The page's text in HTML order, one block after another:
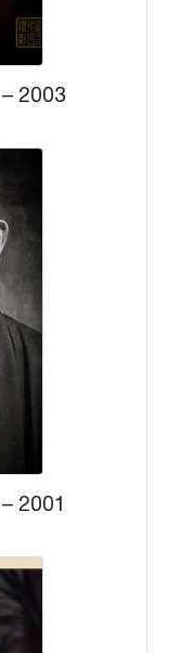
2003
2001